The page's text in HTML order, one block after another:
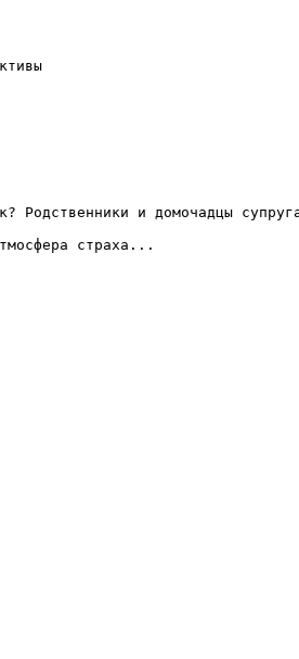
Родственники и домочадцы
страха...